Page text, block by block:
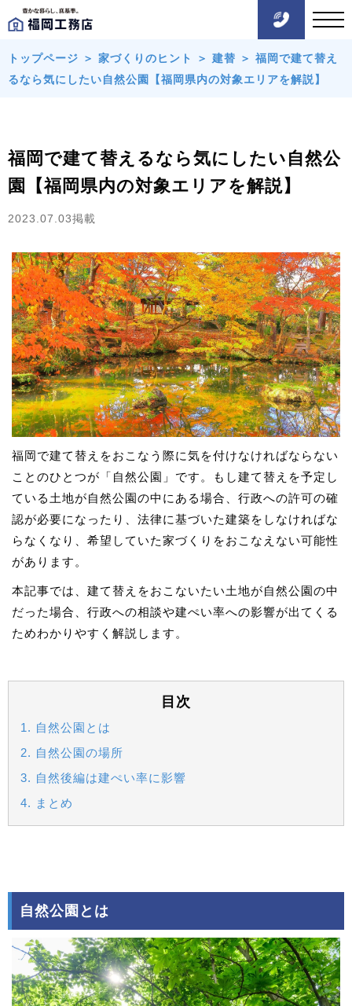
トップページ ＞ 家づくりのヒント ＞ 建替 ＞ 福岡で建て替え
るなら気にしたい自然公園【福岡県内の対象エリアを解説】
福岡で建て替えるなら気にしたい自然公
園【福岡県内の対象エリアを解説】
2023.07.03掲載
福岡で建て替えをおこなう際に気を付けなければならない
ことのひとつが「自然公園」です。もし建て替えを予定し
ている土地が自然公園の中にある場合、行政への許可の確
認が必要になったり、法律に基づいた建築をしなければな
らなくなり、希望していた家づくりをおこなえない可能性
があります。
本記事では、建て替えをおこないたい土地が自然公園の中
だった場合、行政への相談や建ぺい率への影響が出てくる
ためわかりやすく解説します。
目次
1. 自然公園とは
2. 自然公園の場所
3. 自然後編は建ぺい率に影響
4. まとめ
自然公園とは